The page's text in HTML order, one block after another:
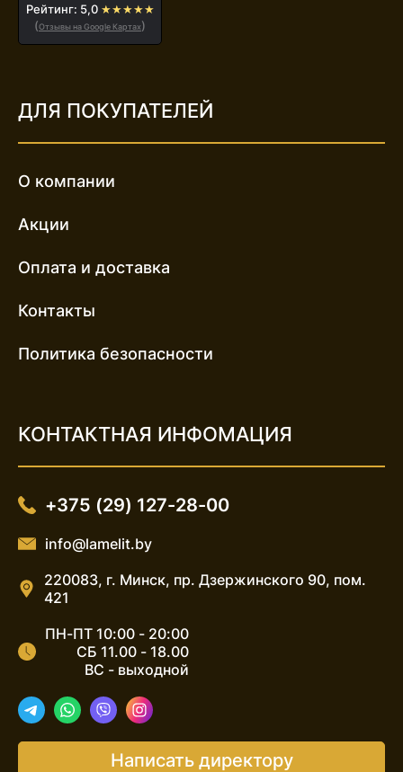
Рейтинг: 5,0 ★★★★★
(Отзывы на Google Картах)
ДЛЯ ПОКУПАТЕЛЕЙ
О компании
Акции
Оплата и доставка
Контакты
Политика безопасности
КОНТАКТНАЯ ИНФОМАЦИЯ
+375 (29) 127-28-00
info@lamelit.by
220083, г. Минск, пр. Дзержинского 90, пом.
421
ПН-ПТ 10:00 - 20:00
СБ 11.00 - 18.00
ВС - выходной
Telegram
WhatsApp
ViberInstagram
Написать директору